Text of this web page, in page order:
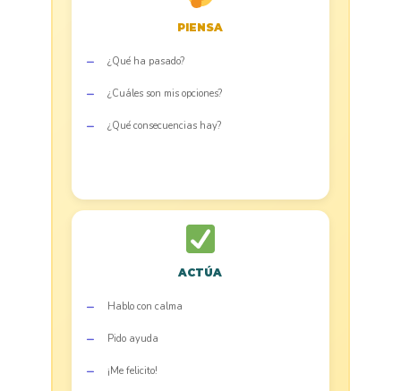
PIENSA
¿Qué ha pasado?
¿Cuáles son mis opciones?
¿Qué consecuencias hay?
ACTÚA
Hablo con calma
Pido ayuda
¡Me felicito!